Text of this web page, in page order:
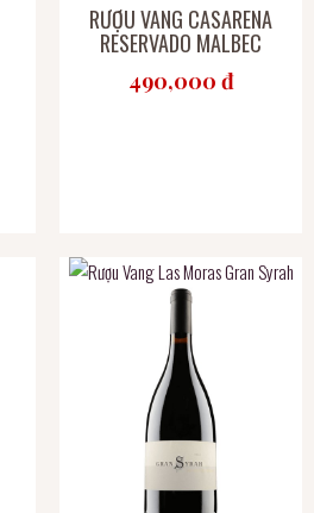
RƯỢU VANG CASARENA
RESERVADO MALBEC
490,000 đ